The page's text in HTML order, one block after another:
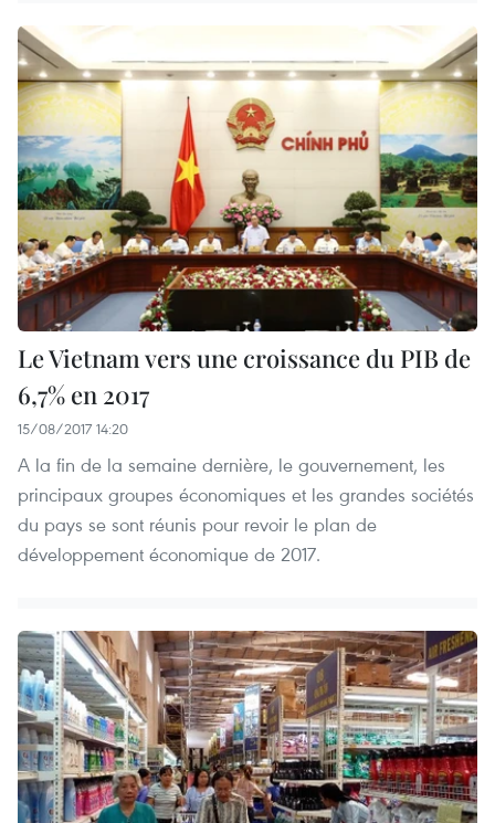
Le Vietnam vers une croissance du PIB de
6,7% en 2017
15/08/2017 14:20
A la fin de la semaine dernière, le gouvernement, les
principaux groupes économiques et les grandes sociétés
du pays se sont réunis pour revoir le plan de
développement économique de 2017.